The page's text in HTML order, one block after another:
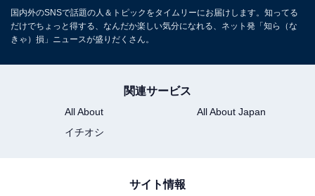
国内外のSNSで話題の人＆トピックをタイムリーにお届けします。知ってる
だけでちょっと得する、なんだか楽しい気分になれる、ネット発「知ら（な
きゃ）損」ニュースが盛りだくさん。
関連サービス
All About
All About Japan
イチオシ
サイト情報